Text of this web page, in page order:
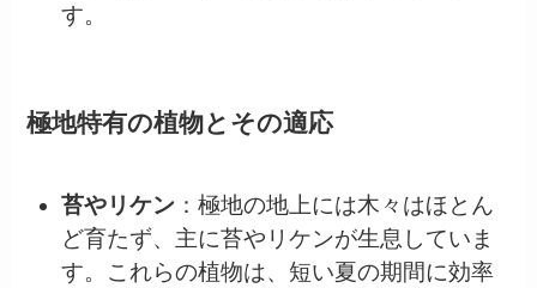
す。
極地特有の植物とその適応
苔やリケン ：極地の地上には木々はほとん
ど育たず、主に苔やリケンが生息していま
す。これらの植物は、短い夏の期間に効率